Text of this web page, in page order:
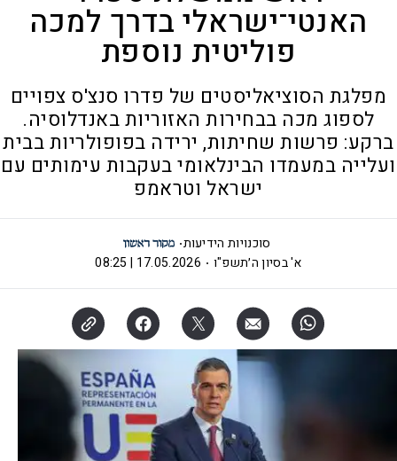
האנטי־ישראלי בדרך למכה
פוליטית נוספת
מפלגת הסוציאליסטים של פדרו סנצ'ס צפויים
לספוג מכה בבחירות האזוריות באנדלוסיה.
ברקע: פרשות שחיתות, ירידה בפופולריות בבית
ועלייה במעמדו הבינלאומי בעקבות עימותים עם
ישראל וטראמפ
סוכנויות הידיעות
א' בסיון ה׳תשפ"ו
17.05.2026 | 08:25